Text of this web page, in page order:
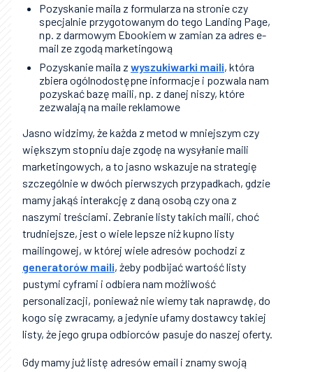
Pozyskanie maila z formularza na stronie czy
specjalnie przygotowanym do tego Landing Page,
np. z darmowym Ebookiem w zamian za adres e-
mail ze zgodą marketingową
Pozyskanie maila z wyszukiwarki maili, która
zbiera ogólnodostępne informacje i pozwala nam
pozyskać bazę maili, np. z danej niszy, które
zezwalają na maile reklamowe
Jasno widzimy, że każda z metod w mniejszym czy
większym stopniu daje zgodę na wysyłanie maili
marketingowych, a to jasno wskazuje na strategię
szczególnie w dwóch pierwszych przypadkach, gdzie
mamy jakąś interakcję z daną osobą czy ona z
naszymi treściami. Zebranie listy takich maili, choć
trudniejsze, jest o wiele lepsze niż kupno listy
mailingowej, w której wiele adresów pochodzi z
generatorów maili, żeby podbijać wartość listy
pustymi cyframi i odbiera nam możliwość
personalizacji, ponieważ nie wiemy tak naprawdę, do
kogo się zwracamy, a jedynie ufamy dostawcy takiej
listy, że jego grupa odbiorców pasuje do naszej oferty.
Gdy mamy już listę adresów email i znamy swoją